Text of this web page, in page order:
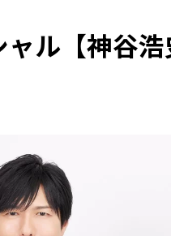
ル【神谷